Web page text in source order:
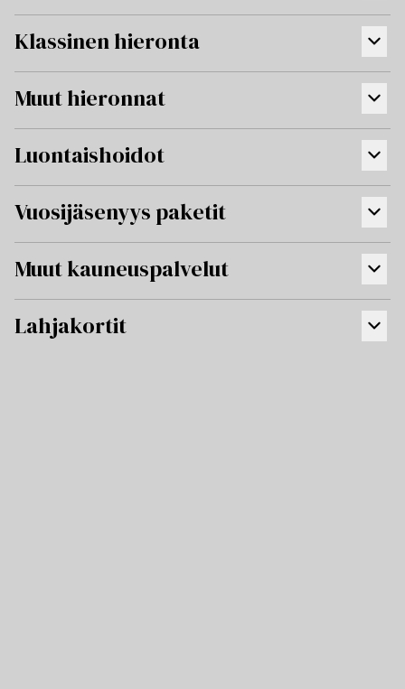
Klassinen hieronta
Muut hieronnat
Luontaishoidot
Vuosijäsenyys paketit
Muut kauneuspalvelut
Lahjakortit